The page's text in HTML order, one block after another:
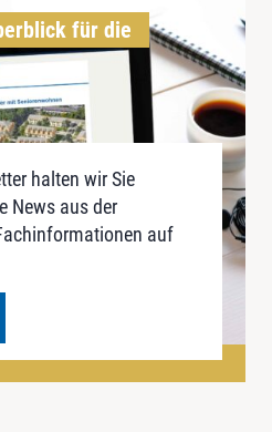
für die
halten wir Sie
News aus der
auf